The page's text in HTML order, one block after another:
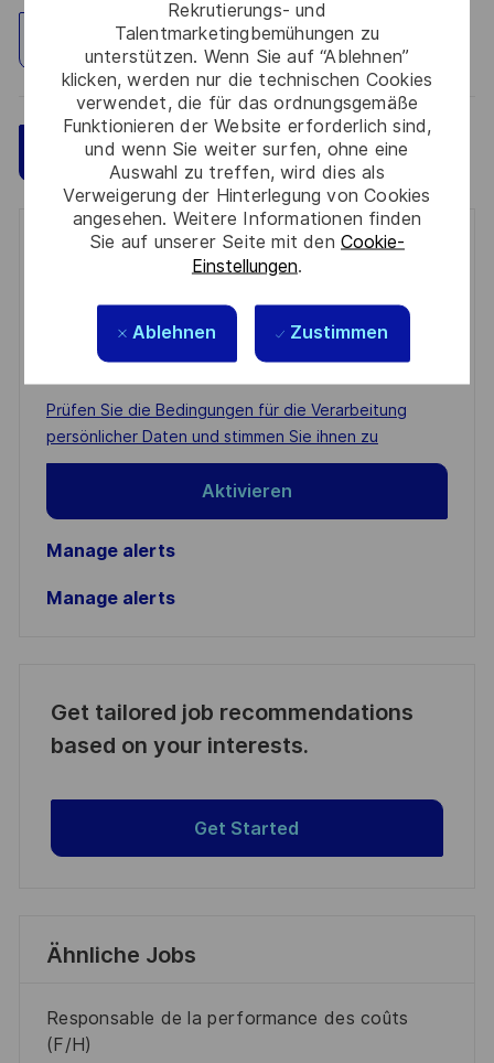
Rekrutierungs- und
Talentmarketingbemühungen zu
unterstützen. Wenn Sie auf “Ablehnen”
klicken, werden nur die technischen Cookies
verwendet, die für das ordnungsgemäße
Funktionieren der Website erforderlich sind,
und wenn Sie weiter surfen, ohne eine
Auswahl zu treffen, wird dies als
Verweigerung der Hinterlegung von Cookies
angesehen. Weitere Informationen finden
Sie auf unserer Seite mit den Cookie-
Einstellungen.
Ablehnen Zustimmen
Standort erkunden
Jetzt bewerben Speichern
Get notified for similar jobs
address
(Required)
Required
Prüfen Sie die Bedingungen für die Verarbeitung
persönlicher Daten und stimmen Sie ihnen zu
Aktivieren
Manage alerts
Manage alerts
Get tailored job recommendations
based on your interests.
Get Started
Ähnliche Jobs
Responsable de la performance des coûts
(F/H)